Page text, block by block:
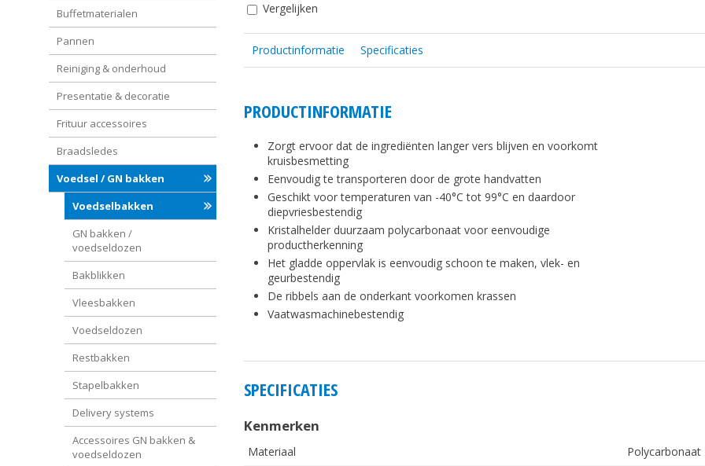
Buffetmaterialen
Pannen
Reiniging & onderhoud
Presentatie & decoratie
Frituur accessoires
Braadsledes
Voedsel / GN bakken
Voedselbakken
GN bakken /
voedseldozen
Bakblikken
Vleesbakken
Voedseldozen
Restbakken
Stapelbakken
Delivery systems
Accessoires GN bakken &
voedseldozen
Vergelijken
Productinformatie Specificaties
PRODUCTINFORMATIE
Zorgt ervoor dat de ingrediënten langer vers blijven en voorkomt
kruisbesmetting
Eenvoudig te transporteren door de grote handvatten
Geschikt voor temperaturen van -40°C tot 99°C en daardoor
diepvriesbestendig
Kristalhelder duurzaam polycarbonaat voor eenvoudige
productherkenning
Het gladde oppervlak is eenvoudig schoon te maken, vlek- en
geurbestendig
De ribbels aan de onderkant voorkomen krassen
Vaatwasmachinebestendig
SPECIFICATIES
Kenmerken
Materiaal
Polycarbonaat